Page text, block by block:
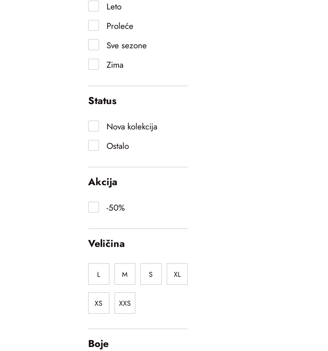
Leto
Proleće
Sve sezone
Zima
Status
Nova kolekcija
Ostalo
Akcija
-50%
Veličina
L M S XL
XS XXS
Boje